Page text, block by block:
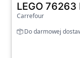
LEGO
Carrefour
Do darmowej